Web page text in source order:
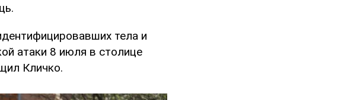
тела и
атаки 8 июля в столице
Кличко.